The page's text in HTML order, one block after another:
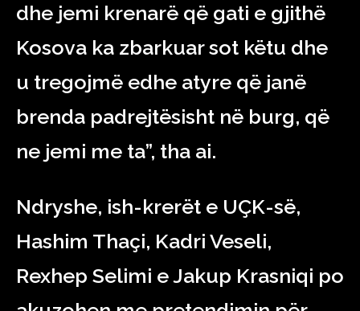
dhe jemi krenarë që gati e gjithë
Kosova ka zbarkuar sot këtu dhe
u tregojmë edhe atyre që janë
brenda padrejtësisht në burg, që
ne jemi me ta”, tha ai.
Ndryshe, ish-krerët e UÇK-së,
Hashim Thaçi, Kadri Veseli,
Rexhep Selimi e Jakup Krasniqi po